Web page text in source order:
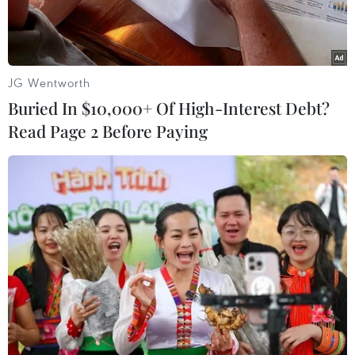
ngoại tệ.
Trợ lý tài chính số VietinBank eFAST tích hợp 136 tính năng, đáp
ứng tốt nhất nhu cầu của doanh nghiệp. (Ảnh: Vietnam+)
Chỉ sau thời gian ngắn ra mắt, ứng dụng eFAST
trên nền tảng mới đã thu hút hàng ngàn bình
JG Wentworth
Buried In $10,000+ Of High-Interest Debt?
Read Page 2 Before Paying